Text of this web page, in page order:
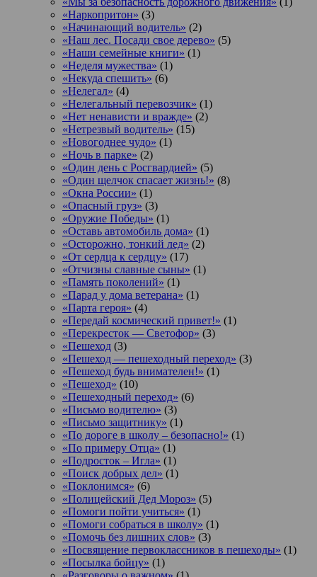
«Наркопритон» (3)
«Начинающий водитель» (2)
«Наш лес. Посади свое дерево» (5)
«Наши семейные книги» (1)
«Неделя мужества» (1)
«Некуда спешить» (6)
«Нелегал» (4)
«Нелегальный перевозчик» (1)
«Нет ненависти и вражде» (2)
«Нетрезвый водитель» (15)
«Новогоднее чудо» (1)
«Ночь в парке» (2)
«Один день с Росгвардией» (5)
«Один щелчок спасает жизнь!» (8)
«Окна России» (1)
«Опасный груз» (3)
«Оружие Победы» (1)
«Оставь автомобиль дома» (1)
«Осторожно, тонкий лед» (2)
«От сердца к сердцу» (17)
«Отчизны славные сыны» (1)
«Память поколений» (1)
«Парад у дома ветерана» (1)
«Парта героя» (4)
«Передай космический привет!» (1)
«Перекресток — Светофор» (3)
«Пешеход (3)
«Пешеход — пешеходный переход» (3)
«Пешеход будь внимателен!» (1)
«Пешеход» (10)
«Пешеходный переход» (6)
«Письмо водителю» (3)
«Письмо защитнику» (1)
«По дороге в школу – безопасно!» (1)
«По примеру Отца» (1)
«Подросток ‒ Игла» (1)
«Поиск добрых дел» (1)
«Поклонимся» (6)
«Полицейский Дед Мороз» (5)
«Помоги пойти учиться» (1)
«Помоги собраться в школу» (1)
«Помочь без лишних слов» (3)
«Посвящение первоклассников в пешеходы» (1)
«Посылка бойцу» (1)